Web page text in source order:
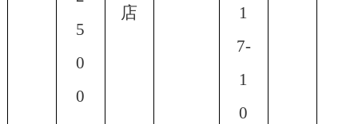
5
0
0
店
1
7-
1
0